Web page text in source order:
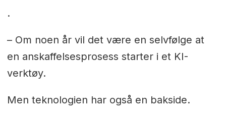
.
– Om noen år vil det være en selvfølge at
en anskaffelsesprosess starter i et KI-
verktøy.
Men teknologien har også en bakside.